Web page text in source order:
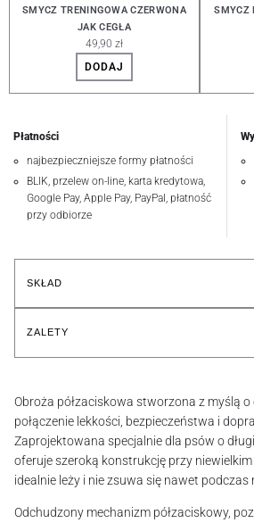
SMYCZ TRENINGOWA CZERWONA
JAK CEGŁA
49,90 zł
DODAJ
SMYCZ
Płatności
najbezpieczniejsze formy płatności
BLIK, przelew on-line, karta kredytowa,
Google Pay, Apple Pay, PayPal, płatność
przy odbiorze
SKŁAD
ZALETY
Obroża półzaciskowa stworzona z myślą
połączenie lekkości, bezpieczeństwa i
Zaprojektowana specjalnie dla psów o
oferuje szeroką konstrukcję przy
idealnie leży i nie zsuwa się nawet podczas
Odchudzony mechanizm półzaciskowy,